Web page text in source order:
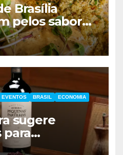
Brasília
pelos sabores
festival
EVENTOS BRASIL
ECONOMIA
sugere
para
dos Pais